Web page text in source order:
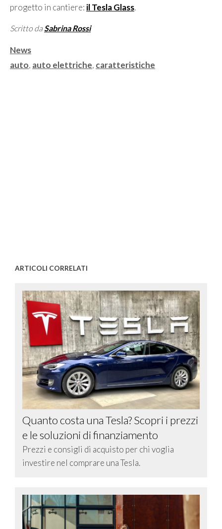
progetto in cantiere: il Tesla Glass.
Scritto daSabrina Rossi
Categorie
News
Tag
auto, auto elettriche, caratteristiche
ARTICOLI CORRELATI
Quanto costa una Tesla? Scopri i prezzi
e le soluzioni di finanziamento
Prezzi e consigli di acquisto per chi voglia
investire nel comprare una Tesla.